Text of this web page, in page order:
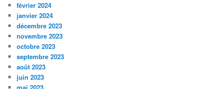
février 2024
janvier 2024
décembre 2023
novembre 2023
octobre 2023
septembre 2023
août 2023
juin 2023